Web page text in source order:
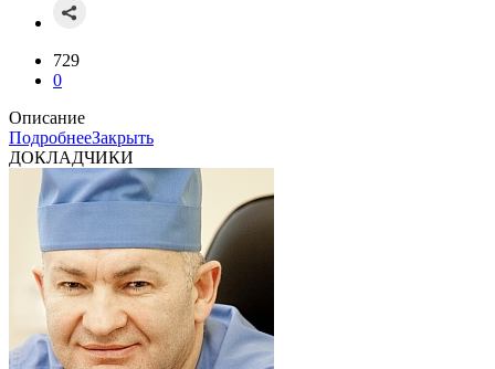
729
0
Описание
ПодробнееЗакрыть
ДОКЛАДЧИКИ